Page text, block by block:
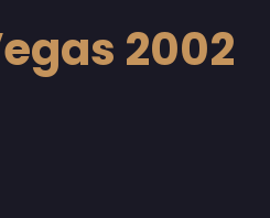
2002